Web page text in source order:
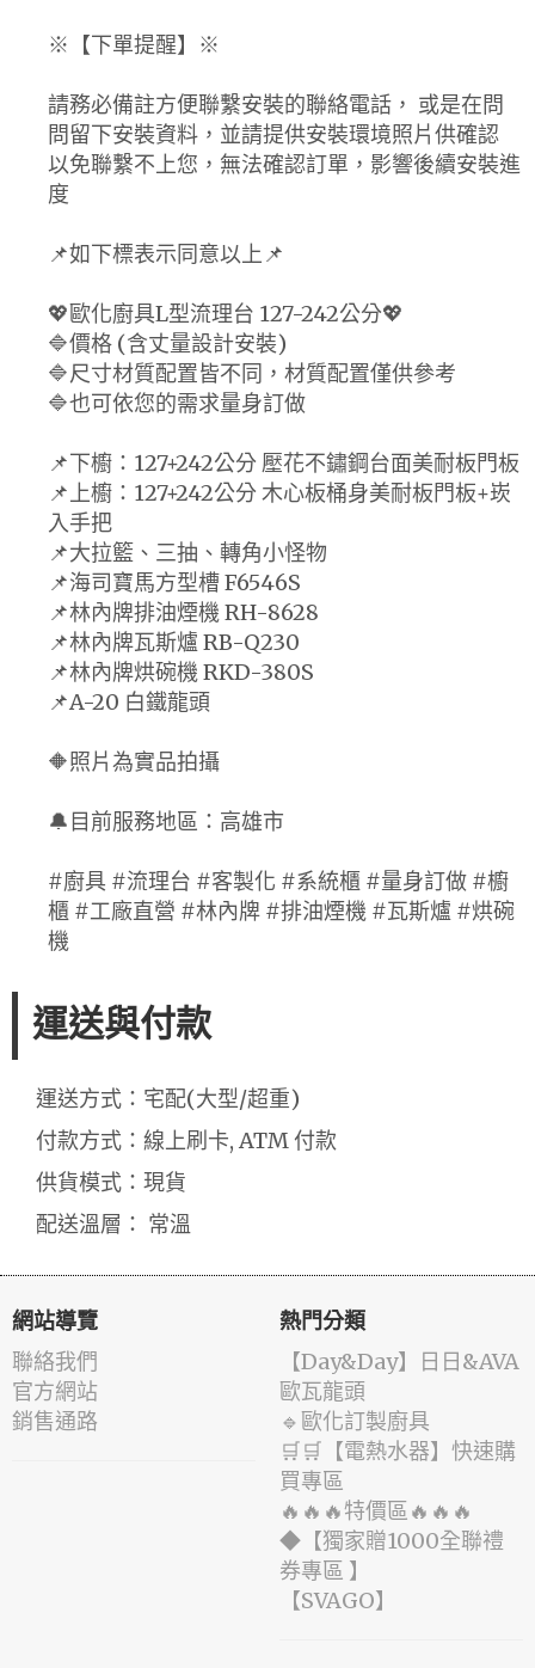
※【下單提醒】※
請務必備註方便聯繫安裝的聯絡電話， 或是在問
問留下安裝資料，並請提供安裝環境照片供確認
以免聯繫不上您，無法確認訂單，影響後續安裝進
度
📌如下標表示同意以上📌
💖歐化廚具L型流理台 127-242公分💖
🔷價格 (含丈量設計安裝)
🔷尺寸材質配置皆不同，材質配置僅供參考
🔷也可依您的需求量身訂做
📌下櫥：127+242公分 壓花不鏽鋼台面美耐板門板
📌上櫥：127+242公分 木心板桶身美耐板門板+崁
入手把
📌大拉籃、三抽、轉角小怪物
📌海司寶馬方型槽 F6546S
📌林內牌排油煙機 RH-8628
📌林內牌瓦斯爐 RB-Q230
📌林內牌烘碗機 RKD-380S
📌A-20 白鐵龍頭
🔶照片為實品拍攝
🔔目前服務地區：高雄市
#廚具 #流理台 #客製化 #系統櫃 #量身訂做 #櫥
櫃 #工廠直營 #林內牌 #排油煙機 #瓦斯爐 #烘碗
機
運送與付款
運送方式：宅配(大型/超重)
付款方式：線上刷卡, ATM 付款
供貨模式：現貨
配送溫層： 常溫
網站導覽
聯絡我們
官方網站
銷售通路
熱門分類
️【Day&Day】️日日&AVA
歐瓦龍頭
🔹歐化訂製廚具
🛒🛒【電熱水器】快速購
買專區
🔥🔥🔥特價區🔥🔥🔥
◆【獨家贈1000全聯禮
券專區 】
️【SVAGO】️